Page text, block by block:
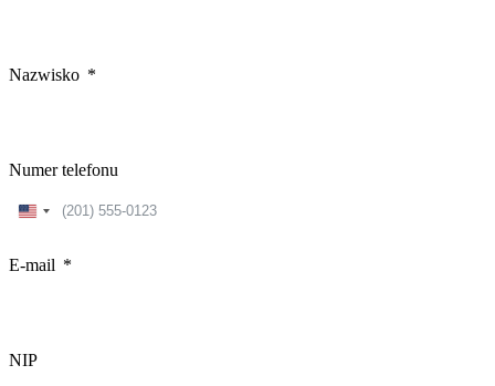
Nazwisko
Numer telefonu
United
E-mail
NIP